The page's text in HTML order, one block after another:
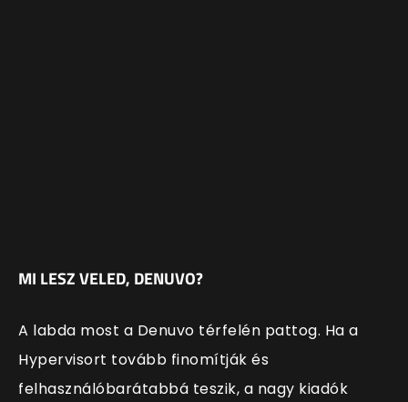
MI LESZ VELED, DENUVO?
A labda most a Denuvo térfelén pattog. Ha a
Hypervisort tovább finomítják és
felhasználóbarátabbá teszik, a nagy kiadók